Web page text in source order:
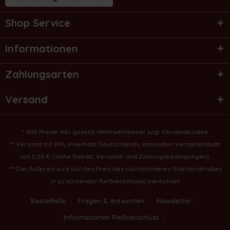
Shop Service
Informationen
Zahlungsarten
Versand
* Alle Preise inkl. gesetzl. Mehrwertsteuer zzgl. Versandkosten
** Versand mit DHL innerhalb Deutschlands, ansonsten Versandrabatt
von 5,50 € (siehe Rabatt, Versand- und Zahlungsbedingungen).
*** Der Aufpreis wird auf den Preis des nächsthöheren Standardmaßes
(= zu kürzender Reißverschluss) berechnet
Bestellhilfe Fragen & Antworten
Newsletter
Informationen Reißverschluss